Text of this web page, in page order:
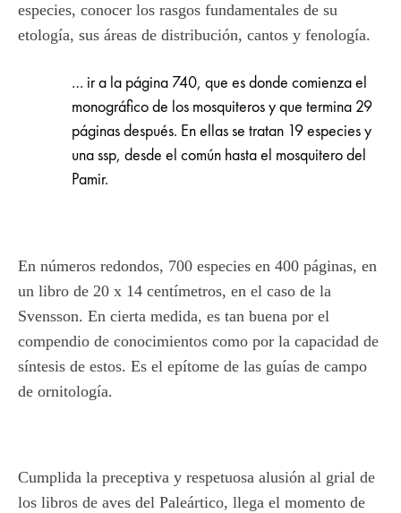
especies, conocer los rasgos fundamentales de su
etología, sus áreas de distribución, cantos y fenología.
… ir a la página 740, que es donde comienza el
monográfico de los mosquiteros y que termina 29
páginas después. En ellas se tratan 19 especies y
una ssp, desde el común hasta el mosquitero del
Pamir.
En números redondos, 700 especies en 400 páginas, en
un libro de 20 x 14 centímetros, en el caso de la
Svensson. En cierta medida, es tan buena por el
compendio de conocimientos como por la capacidad de
síntesis de estos. Es el epítome de las guías de campo
de ornitología.
Cumplida la preceptiva y respetuosa alusión al grial de
los libros de aves del Paleártico, llega el momento de